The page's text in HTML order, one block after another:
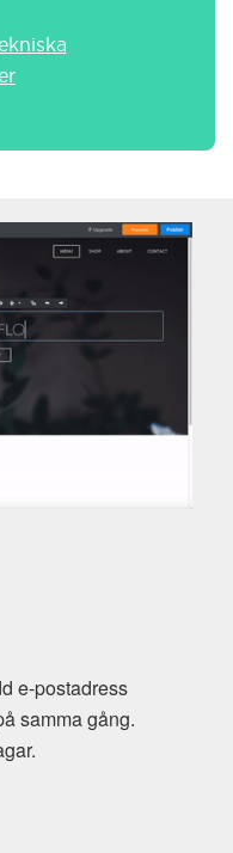
e-postadress
samma gång.